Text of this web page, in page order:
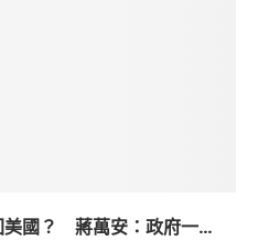
美國？ 蔣萬安：政府一...